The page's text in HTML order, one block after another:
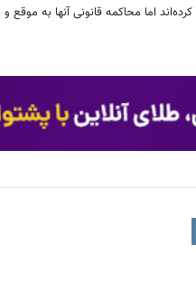
کرده‌اند اما محاکمه قانونی آنها به